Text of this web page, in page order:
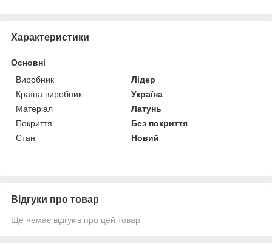
Характеристики
Основні
Виробник
Лідер
Країна виробник
Україна
Матеріал
Латунь
Покриття
Без покриття
Стан
Новий
Відгуки про товар
Ще немає відгуків про цей товар